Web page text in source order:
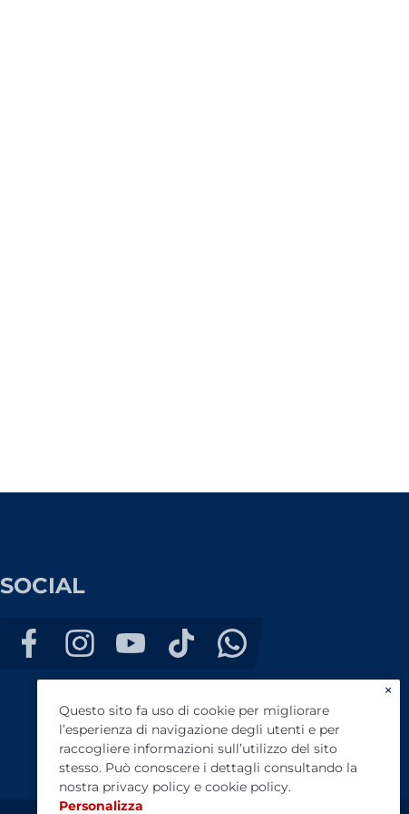
SOCIAL
×
Questo sito fa uso di cookie per migliorare
l’esperienza di navigazione degli utenti e per
raccogliere informazioni sull’utilizzo del sito
stesso. Può conoscere i dettagli consultando la
nostra privacy policy e cookie policy.
Personalizza